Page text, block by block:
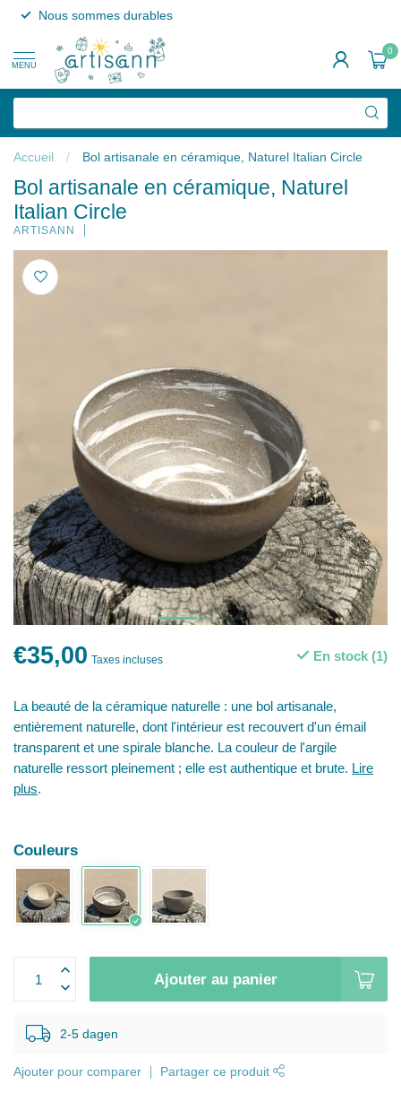
Nous sommes durables
MENU
0
Accueil / Bol artisanale en céramique, Naturel Italian Circle
Bol artisanale en céramique, Naturel
Italian Circle
ARTISANN
€35,00 Taxes incluses En stock (1)
La beauté de la céramique naturelle : une bol artisanale,
entièrement naturelle, dont l'intérieur est recouvert d'un émail
transparent et une spirale blanche. La couleur de l'argile
naturelle ressort pleinement ; elle est authentique et brute. Lire
plus.
Couleurs
Ajouter au panier
2-5 dagen
Ajouter pour comparer Partager ce produit